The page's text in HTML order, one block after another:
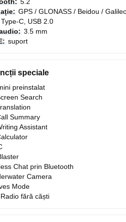
GPS / GLONASS / Beidou /
Type-C, USB 2.0
3.5 mm
suport
speciale
preinstalat
Search
Summary
Assistant
Chat prin Bluetooth
Camera
Mode
fără căști